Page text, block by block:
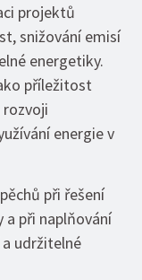
projektů
snižování emisí
energetiky.
příležitost
energie v
při řešení
a při naplňování
udržitelné